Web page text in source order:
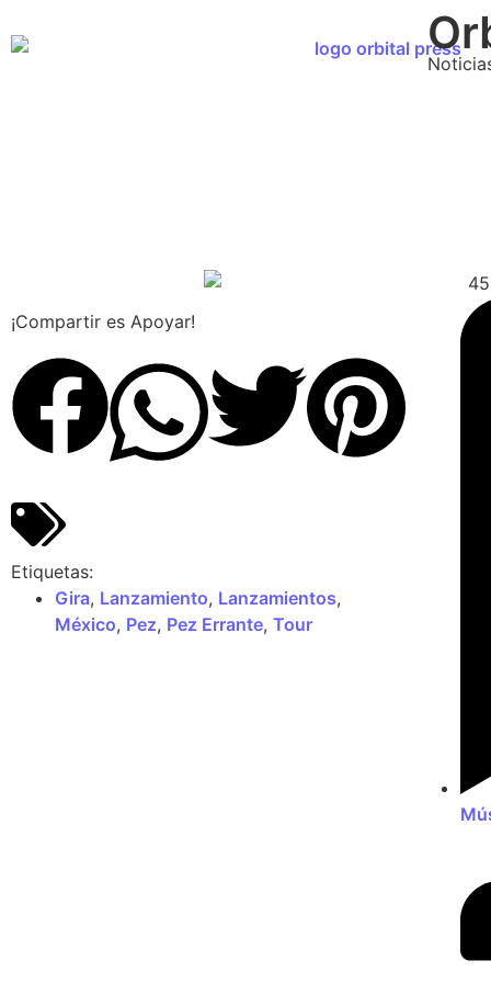
¡Compartir es Apoyar!
Etiquetas:
Gira, Lanzamiento, Lanzamientos,
México, Pez, Pez Errante, Tour